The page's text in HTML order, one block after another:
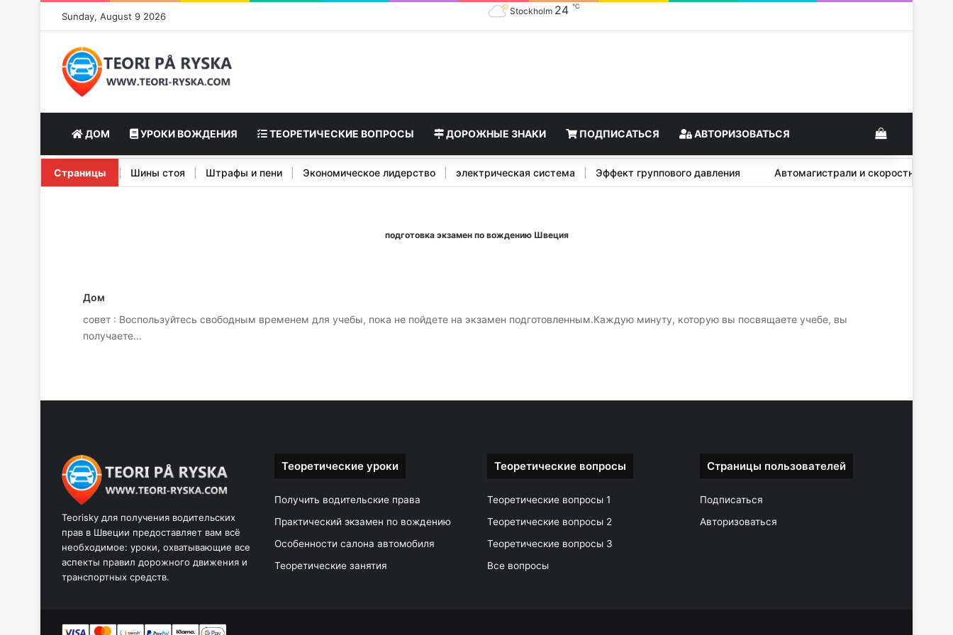
Sunday, August 9 2026 Stockholm 24 ℃
ДОМ УРОКИ ВОЖДЕНИЯ ТЕОРЕТИЧЕСКИЕ ВОПРОСЫ ДОРОЖНЫЕ ЗНАКИ ПОДПИСАТЬСЯ АВТОРИЗОВАТЬСЯ View your
Страницы
Stopp Signal | Шины стоя | Штрафы и пени | Экономическое лидерство | электрическая система | Эффект группового давления Автомагистрали и
подготовка экзамен по вождению Швеция
Дом
совет : Воспользуйтесь свободным временем для учебы, пока не пойдете на экзамен подготовленным.Каждую минуту, которую вы посвящаете учебе, вы
получаете…
Teorisky для получения водительских
прав в Швеции предоставляет вам всё
необходимое: уроки, охватывающие все
аспекты правил дорожного движения и
транспортных средств.
Теоретические уроки
Получить водительские права
Практический экзамен по вождению
Особенности салона автомобиля
Теоретические занятия
Теоретические вопросы
Теоретические вопросы 1
Теоретические вопросы 2
Теоретические вопросы 3
Все вопросы
Страницы пользователей
Подписаться
Авторизоваться